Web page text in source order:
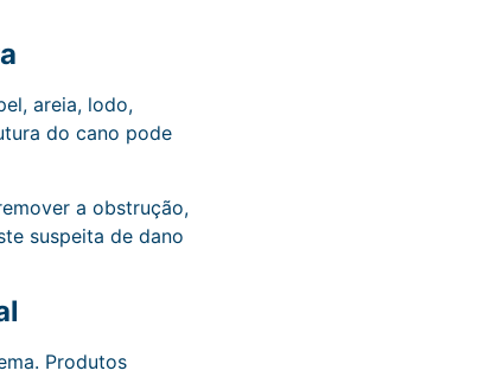
areia, lodo,
do cano pode
a obstrução,
suspeita de dano
Produtos